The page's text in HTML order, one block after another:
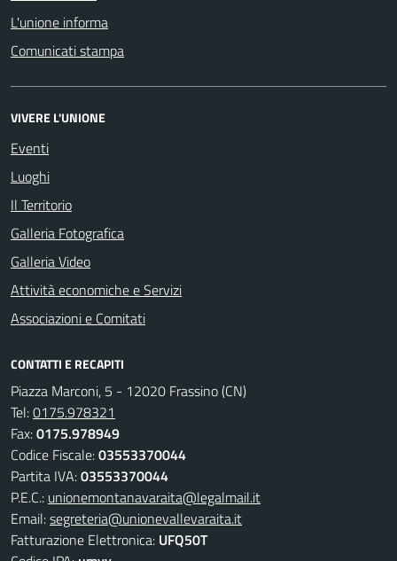
L'unione informa
Comunicati stampa
VIVERE L'UNIONE
Eventi
Luoghi
Il Territorio
Galleria Fotografica
Galleria Video
Attività economiche e Servizi
Associazioni e Comitati
CONTATTI E RECAPITI
Piazza Marconi, 5 - 12020 Frassino (CN)
Tel:0175.978321
Fax:0175.978949
Codice Fiscale:03553370044
Partita IVA:03553370044
P.E.C.: unionemontanavaraita@legalmail.it
Email:segreteria@unionevallevaraita.it
Fatturazione Elettronica: UFQ50T